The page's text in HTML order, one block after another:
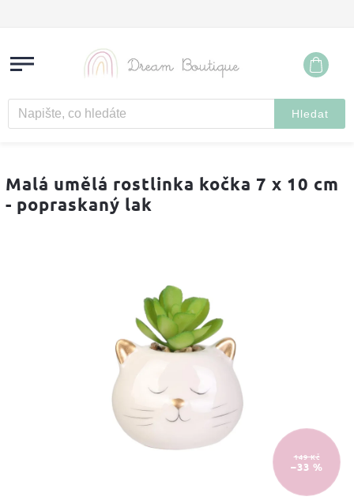
Hledat
Malá umělá rostlinka kočka 7 x 10 cm
- popraskaný lak
149 Kč
–33 %